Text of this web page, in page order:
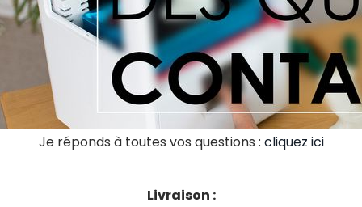
Je réponds à toutes vos questions : cliquez ici
Livraison :